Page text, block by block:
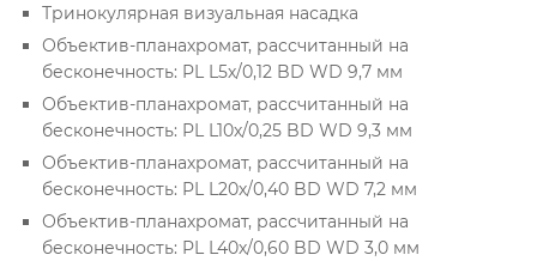
Тринокулярная визуальная насадка
Объектив-планахромат, рассчитанный на
бесконечность: PL L5х/0,12 BD WD 9,7 мм
Объектив-планахромат, рассчитанный на
бесконечность: PL L10х/0,25 BD WD 9,3 мм
Объектив-планахромат, рассчитанный на
бесконечность: PL L20х/0,40 BD WD 7,2 мм
Объектив-планахромат, рассчитанный на
бесконечность: PL L40х/0,60 BD WD 3,0 мм